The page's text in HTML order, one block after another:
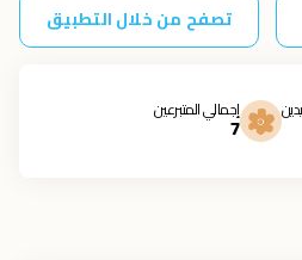
تصفح من خلال التطبيق
إجمالي المتبرعين
7